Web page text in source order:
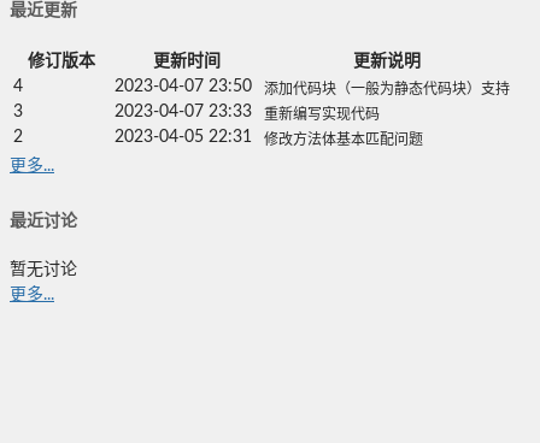
最近更新
修订版本 更新时间
更新说明
4
2023-04-07 23:50 添加代码块（一般为静态代码块）支持
3 2023-04-07 23:33 重新编写实现代码
2 2023-04-05 22:31 修改方法体基本匹配问题
更多...
最近讨论
暂无讨论
更多...